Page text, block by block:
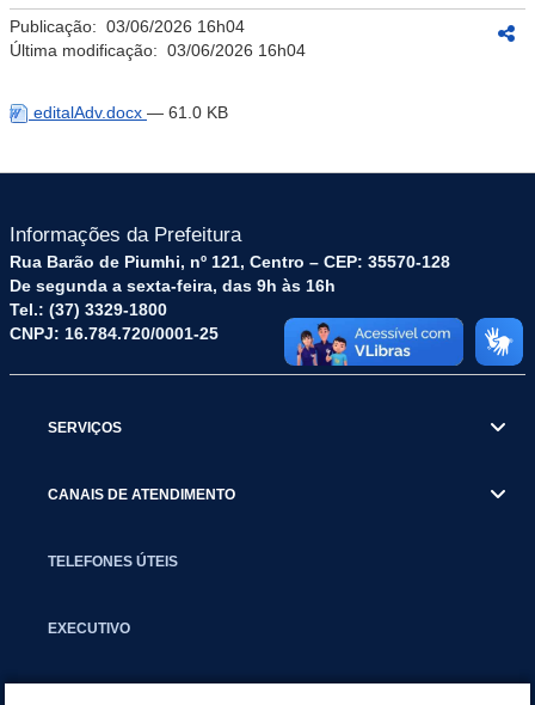
Publicação: 03/06/2026 16h04
Última modificação: 03/06/2026 16h04
editalAdv.docx — 61.0 KB
Informações da Prefeitura
Rua Barão de Piumhi, nº 121, Centro – CEP: 35570-128
De segunda a sexta-feira, das 9h às 16h
Tel.: (37) 3329-1800
CNPJ: 16.784.720/0001-25
SERVIÇOS
CANAIS DE ATENDIMENTO
TELEFONES ÚTEIS
EXECUTIVO